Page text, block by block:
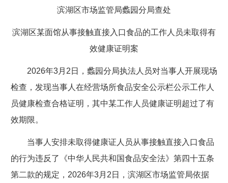
滨湖区市场监管局蠡园分局查处
滨湖区某面馆从事接触直接入口食品的工作人员未取得有
效健康证明案
2026年3月2日，蠡园分局执法人员对当事人开展现场
检查，发现当事人在经营场所食品安全公示栏公示工作人
员健康检查合格证明，其中某工作人员健康证明超过了有
效期限。
当事人安排未取得健康证人员从事接触直接入口食品
的行为违反了《中华人民共和国食品安全法》第四十五条
第二款的规定，2026年3月2日，滨湖区市场监管局依据